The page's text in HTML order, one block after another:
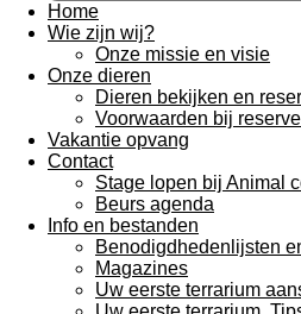
Home
Wie zijn wij?
Onze missie en visie
Onze dieren
Dieren bekijken en
Voorwaarden bij
Vakantie opvang
Contact
Stage lopen bij Animal
Beurs agenda
Info en bestanden
Benodigdhedenlijsten
Magazines
Uw eerste terrarium